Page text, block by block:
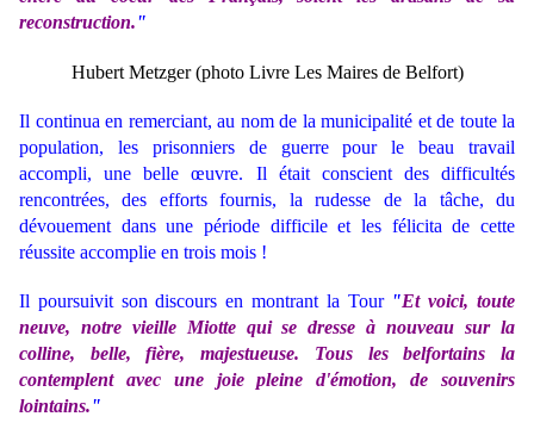
reconstruction."
Hubert Metzger (photo Livre Les Maires de Belfort)
Il continua en remerciant, au nom de la municipalité et de toute la
population, les prisonniers de guerre pour le beau travail
accompli, une belle œuvre. Il était conscient des difficultés
rencontrées, des efforts fournis, la rudesse de la tâche, du
dévouement dans une période difficile et les félicita de cette
réussite accomplie en trois mois !
Il poursuivit son discours en montrant la Tour "Et voici, toute
neuve, notre vieille Miotte qui se dresse à nouveau sur la
colline, belle, fière, majestueuse. Tous les belfortains la
contemplent avec une joie pleine d'émotion, de souvenirs
lointains."